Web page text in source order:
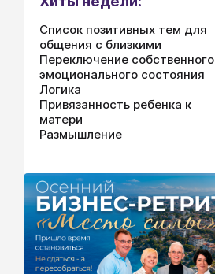
Список позитивных тем для
общения с близкими
Переключение собственного
эмоционального состояния
Логика
Привязанность ребенка к
матери
Размышление